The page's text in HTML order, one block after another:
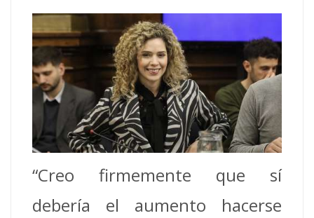
“Creo firmemente que sí
debería el aumento hacerse